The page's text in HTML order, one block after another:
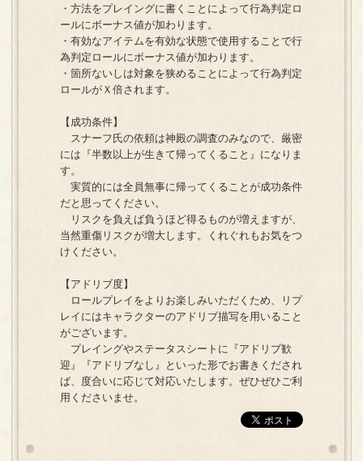
・方法をプレイングに書くことによって行為判定ロ
ールにボーナス値が加わります。
・有効なアイテムを有効な状態で使用することで行
為判定ロールにボーナス値が加わります。
・箇所ないしは対象を狭めることによって行為判定
ロールがＸ倍されます。
【成功条件】
スナーフ氏の依頼は神殿の調査のみなので、厳密
には『半数以上が生きて帰ってくること』になりま
す。
実質的には全員無事に帰ってくることが成功条件
だと思ってください。
リスクを負えば負うほど得るものが増えますが、
当然重傷リスクが増大します。くれぐれもお気をつ
けください。
【アドリブ度】
ロールプレイをよりお楽しみいただくため、リプ
レイにはキャラクターのアドリブ描写を用いること
がございます。
プレイングやステータスシートに『アドリブ歓
迎』『アドリブなし』といった形でお書きくだされ
ば、度合いに応じて対応いたします。ぜひぜひご利
用くださいませ。